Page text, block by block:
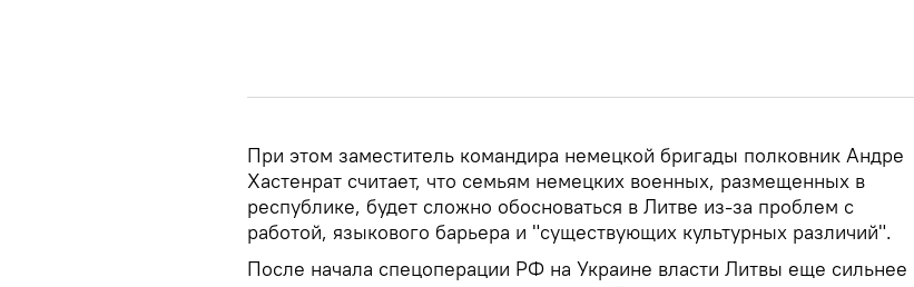
При этом заместитель командира немецкой бригады полковник Андре
Хастенрат считает, что семьям немецких военных, размещенных в
республике, будет сложно обосноваться в Литве из-за проблем с
работой, языкового барьера и "существующих культурных различий".
После начала спецоперации РФ на Украине власти Литвы еще сильнее